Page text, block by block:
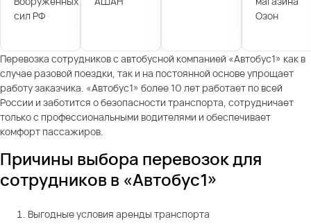
сил РФ
Озон
Перевозка сотрудников с автобусной компанией «Автобус1» как в
случае разовой поездки, так и на постоянной основе упрощает
работу заказчика. «Автобус1» более 10 лет работает по всей
России и заботится о безопасности транспорта, сотрудничает
только с профессиональными водителями и обеспечивает
комфорт пассажиров.
Причины выбора перевозок для
сотрудников в «Автобус1»
Выгодные условия аренды транспорта